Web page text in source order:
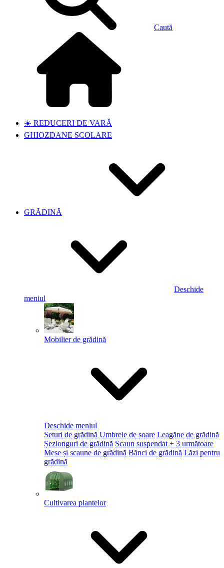
Caută
☀️ REDUCERI DE VARĂ
GHIOZDANE SCOLARE
GRĂDINĂ
Deschide
meniul
Mobilier de grădină
Deschide meniul
Seturi de grădină Umbrele de soare Leagăne de grădină
Șezlonguri de grădină Scaun suspendat + 3 următoare
Mese și scaune de grădină Bănci de grădină Lăzi pentru
grădină
Cultivarea plantelor